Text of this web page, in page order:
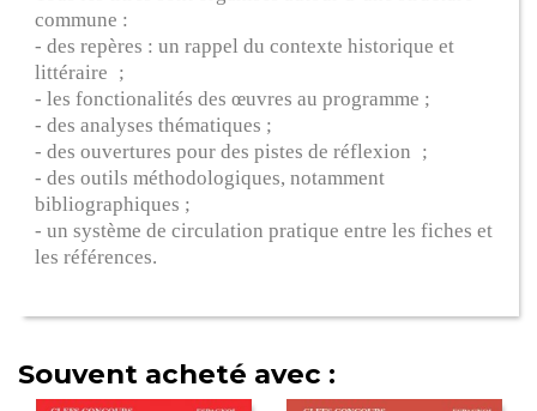
commune :
- des repères : un rappel du contexte historique et
littéraire ;
- les fonctionalités des œuvres au programme ;
- des analyses thématiques ;
- des ouvertures pour des pistes de réflexion ;
- des outils méthodologiques, notamment
bibliographiques ;
- un système de circulation pratique entre les fiches et
les références.
Souvent acheté avec :